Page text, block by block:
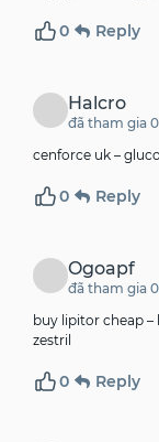
0 Reply
Halcro
đã tham gia
cenforce uk –
0 Reply
Ogoapf
đã tham gia
buy lipitor cheap –
zestril
0 Reply